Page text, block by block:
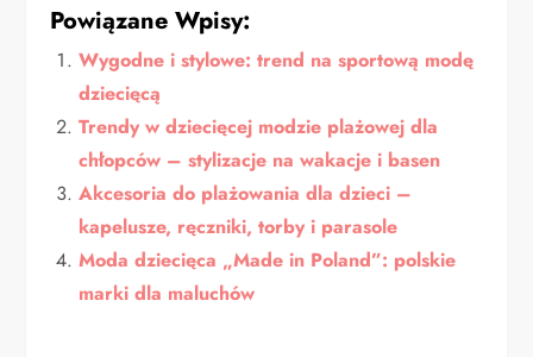
Powiązane Wpisy:
Wygodne i stylowe: trend na sportową modę
dziecięcą
Trendy w dziecięcej modzie plażowej dla
chłopców – stylizacje na wakacje i basen
Akcesoria do plażowania dla dzieci –
kapelusze, ręczniki, torby i parasole
Moda dziecięca „Made in Poland”: polskie
marki dla maluchów